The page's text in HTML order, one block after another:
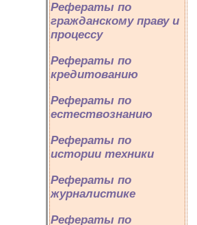
Рефераты по
гражданскому праву и
процессу
Рефераты по
кредитованию
Рефераты по
естествознанию
Рефераты по
истории техники
Рефераты по
журналистике
Рефераты по